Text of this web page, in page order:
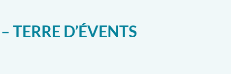
TERRE D’ÉVENTS